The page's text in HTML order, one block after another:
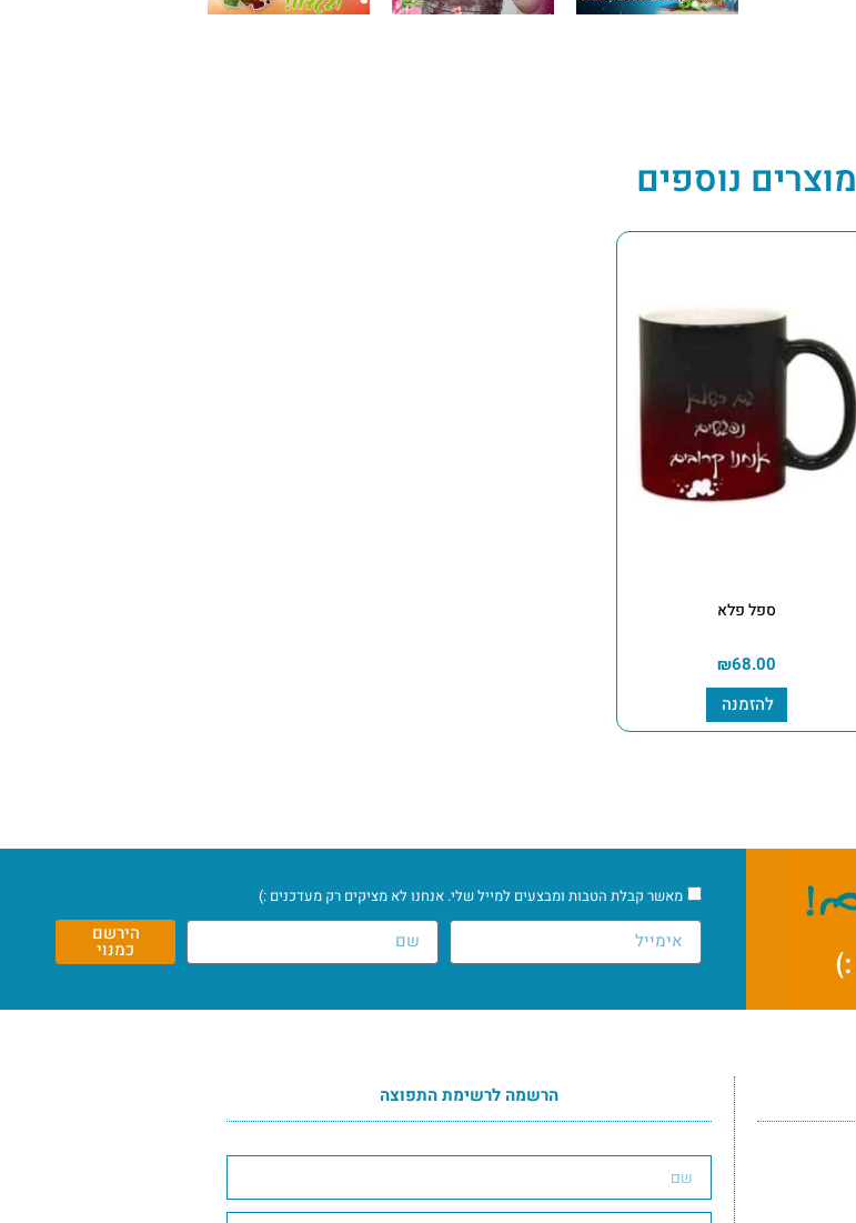
מוצרים נוספים
ספל פלא
₪68.00
להזמנה
מאשר קבלת הטבות ומבצעים למייל שלי. אנחנו לא מציקים רק מעדכנים :)
הירשם
כמנוי
הרשמה לרשימת התפוצה